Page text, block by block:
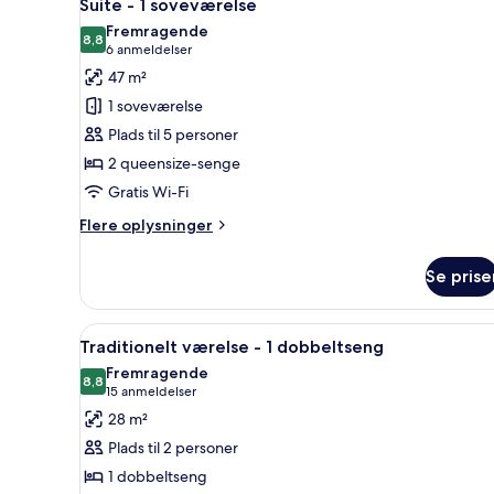
alle
billeder
af
Suite
-
1
soveværelse
Suite - 1 soveværelse
8,88,8 ud af 10
Fremragende
6 anmeldelser
(6
anmeldelser)
47 m²
1 soveværelse
Plads til 5 personer
2 queensize-senge
Gratis Wi-Fi
Flere oplysninger
Flere
-
soveværelse
Se
Indlæs
alle
billeder
af
Traditionelt
værelse
-
Et hotelværelse med seng,
9
Traditionelt værelse - 1 dobbeltseng
8,88,8 ud af 10
Fremragende
15 anmeldelser
(15
anmeldelser)
28 m²
Plads til 2 personer
1 dobbeltseng